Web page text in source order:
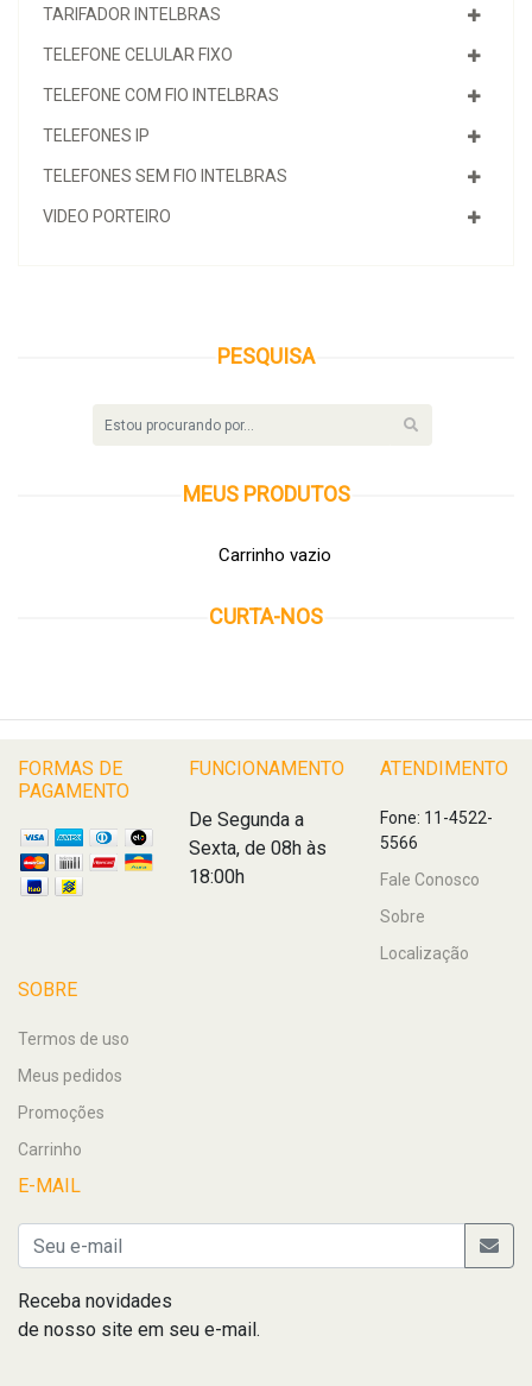
TARIFADOR INTELBRAS
TELEFONE CELULAR FIXO
TELEFONE COM FIO INTELBRAS
TELEFONES IP
TELEFONES SEM FIO INTELBRAS
VIDEO PORTEIRO
PESQUISA
MEUS PRODUTOS
Carrinho vazio
CURTA-NOS
FORMAS DE
PAGAMENTO
FUNCIONAMENTO
De Segunda a
Sexta, de 08h às
18:00h
ATENDIMENTO
Fone: 11-4522-
5566
Fale Conosco
Sobre
Localização
SOBRE
Termos de uso
Meus pedidos
Promoções
Carrinho
E-MAIL
Receba novidades
de nosso site em seu e-mail.